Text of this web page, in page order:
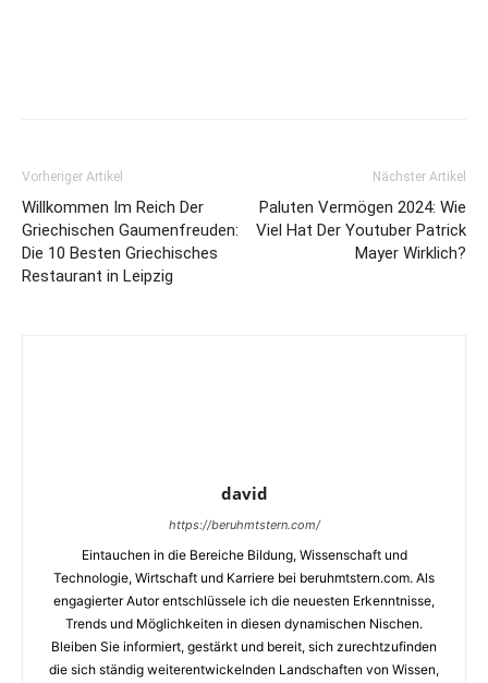
Vorheriger Artikel
Willkommen Im Reich Der
Griechischen Gaumenfreuden:
Die 10 Besten Griechisches
Restaurant in Leipzig
Nächster Artikel
Paluten Vermögen 2024: Wie
Viel Hat Der Youtuber Patrick
Mayer Wirklich?
david
https://beruhmtstern.com/
Eintauchen in die Bereiche Bildung, Wissenschaft und
Technologie, Wirtschaft und Karriere bei beruhmtstern.com. Als
engagierter Autor entschlüssele ich die neuesten Erkenntnisse,
Trends und Möglichkeiten in diesen dynamischen Nischen.
Bleiben Sie informiert, gestärkt und bereit, sich zurechtzufinden
die sich ständig weiterentwickelnden Landschaften von Wissen,